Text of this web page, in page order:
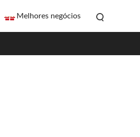
Melhores negócios